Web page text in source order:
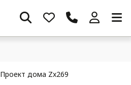
Проект дома Zx269